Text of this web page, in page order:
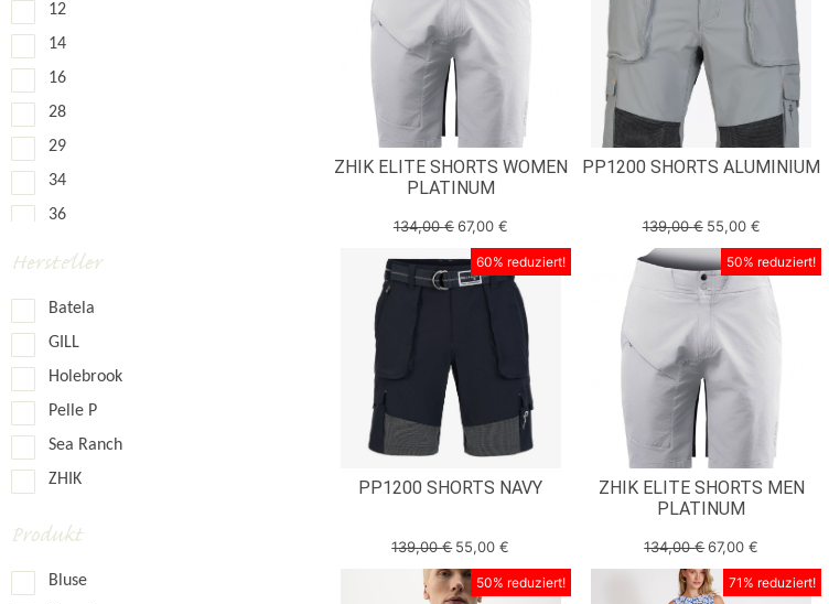
12
14
16
28
29
34
36
40
42
44
L
M
S
XL
XXL
Hersteller
Batela
GILL
Holebrook
Pelle P
Sea Ranch
ZHIK
Produkt
Bluse
ZHIK ELITE SHORTS WOMEN
PLATINUM
134,00€ 67,00 €
PP1200 SHORTS ALUMINIUM
139,00€ 55,00 €
60% reduziert!
PP1200 SHORTS NAVY
139,00€ 55,00€
50% reduziert!
ZHIK ELITE SHORTS MEN
PLATINUM
134,00€67,00€
50% reduziert! 71% reduziert!